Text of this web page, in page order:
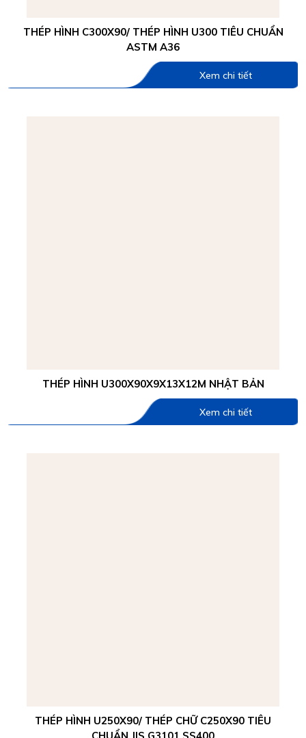
THÉP HÌNH C300X90/ THÉP HÌNH U300 TIÊU CHUẨN
ASTM A36
Xem chi tiết
THÉP HÌNH U300X90X9X13X12M NHẬT BẢN
Xem chi tiết
THÉP HÌNH U250X90/ THÉP CHỮ C250X90 TIÊU